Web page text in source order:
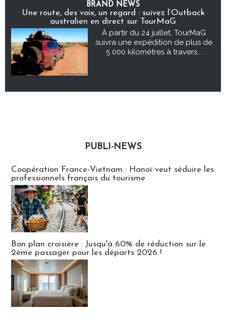
BRAND NEWS
Une route, des voix, un regard : suivez l’Outback
australien en direct sur TourMaG
À partir du 24 juillet, TourMaG
suivra une expédition de plus de
5 000 kilomètres à travers...
PUBLI-NEWS
Coopération France-Vietnam : Hanoï veut séduire les
professionnels français du tourisme
Bon plan croisière : Jusqu'à 60% de réduction sur le
2ème passager pour les départs 2026 !